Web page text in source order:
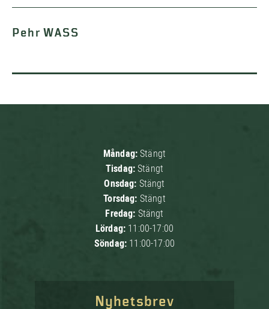
Pehr WASS
Måndag:Stängt
Tisdag:Stängt
Onsdag: Stängt
Torsdag: Stängt
Fredag: Stängt
Lördag: 11:00-17:00
Söndag: 11:00-17:00
Nyhetsbrev